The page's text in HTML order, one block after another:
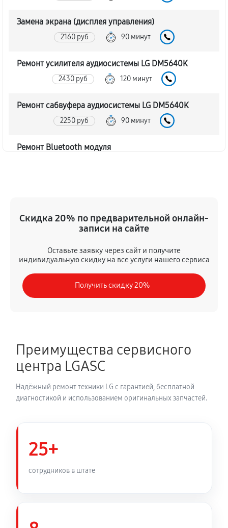
Замена экрана (дисплея управления)
2160 руб 90 минут
Ремонт усилителя аудиосистемы LG DM5640K
2430 руб 120 минут
Ремонт сабвуфера аудиосистемы LG DM5640K
2250 руб 90 минут
Ремонт Bluetooth модуля
Замена шлейфа аудиосистемы LG DM5640K
50 минут
Замена разъема питания
900 руб 40 минут
Замена динамика аудиосистемы LG DM5640K
1350 руб
Обновление ПО аудиосистемы LG DM5640K
Замена корпуса аудиосистемы LG DM5640K
Скидка 20% по предварительной онлайн-
записи на сайте
Оставьте заявку через сайт и получите
индивидуальную скидку на все услуги нашего сервиса
Получить скидку 20%
Преимущества сервисного
центра LGASC
Надёжный ремонт техники LG с гарантией, бесплатной
диагностикой и использованием оригинальных запчастей.
25+
сотрудников в штате